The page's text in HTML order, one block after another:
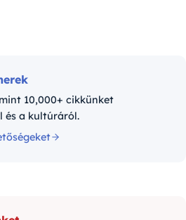
10,000+ cikkünket
és a kultúráról.